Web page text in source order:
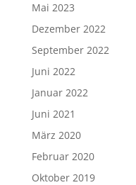
Mai 2023
Dezember 2022
September 2022
Juni 2022
Januar 2022
Juni 2021
März 2020
Februar 2020
Oktober 2019